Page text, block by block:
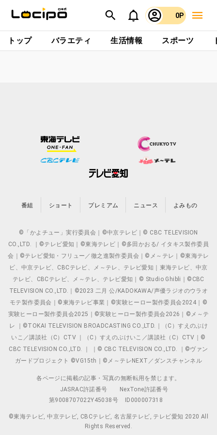
0P
トップ バラエティ 生活情報 スポーツ
番組 ショート プレミアム ニュース よみもの
©「かよチュー」実行委員会｜©中京テレビ｜© CBC TELEVISION
CO.,LTD. ｜©テレビ愛知｜©東海テレビ｜©多田かおる/ イタキス製作委員
会｜©テレビ愛知・フリュー／徹之進製作委員会｜©メ～テレ｜©東海テレ
ビ、中京テレビ、CBCテレビ、メ～テレ、テレビ愛知｜東海テレビ、中京
テレビ、CBCテレビ、メ～テレ、テレビ愛知｜© Studio Ghibli｜©CBC
TELEVISION CO.,LTD.｜©2023 二月 公/KADOKAWA/声優ラジオのウラオ
モテ製作委員会｜©東海テレビ事業｜©実験ヒーロー製作委員会2024｜©
実験ヒーロー製作委員会2025｜©実験ヒーロー製作委員会2026｜©メ～テ
レ ｜©TOKAI TELEVISION BROADCASTING CO.,LTD.｜（C）すえのぶけ
いこ／講談社（C）CTV ｜（C）すえのぶけいこ／講談社（C）CTV｜©
CBC TELEVISION CO.,LTD. ｜ ｜© CBC TELEVISION CO.,LTD. ｜©ヴァン
ガードプロジェクト ©VG15th｜©メ～テレNEXT／ダンスチャンネル
各ページに掲載の記事・写真の無断転用を禁じます。
JASRAC許諾番号
NexTone許諾番号
第9008707022Y45038号
ID000007318
©東海テレビ, 中京テレビ, CBCテレビ, 名古屋テレビ, テレビ愛知 2020 All
Rights Reserved.